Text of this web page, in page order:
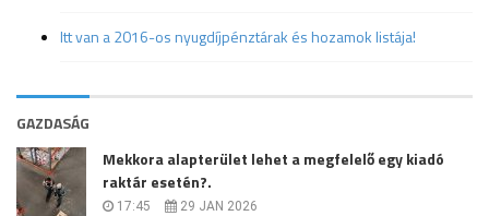
Itt van a 2016-os nyugdíjpénztárak és hozamok listája!
GAZDASÁG
Mekkora alapterület lehet a megfelelő egy kiadó
raktár esetén?.
17:45 29 JAN 2026